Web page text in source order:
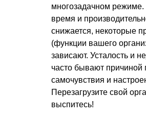
многозадачном режиме.
время и
снижается, некоторые
(функции вашего
зависают. Усталость и
часто бывают причиной
самочувствия и
Перезагрузите свой
выспитесь!